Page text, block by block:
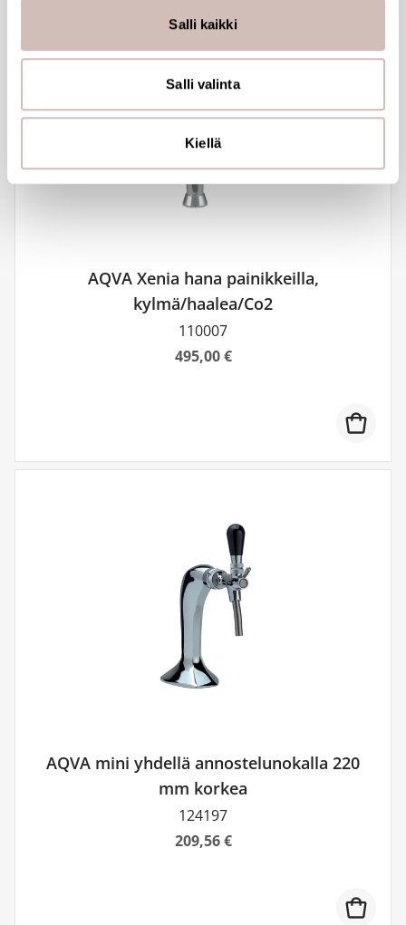
tukemiseen ja kävijämäärämme analysoimiseen. Lisäksi
alan kumppaneillemme tietoja siitä, miten käytät
sivustoamme. Kumppanimme voivat yhdistää näitä
Salli kaikki
Salli valinta
Kiellä
AQVA Xenia hana painikkeilla,
kylmä/haalea/Co2
110007
495,00 €
AQVA mini yhdellä annostelunokalla 220
mm korkea
124197
209,56 €